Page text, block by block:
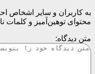
به کاربران و سایر اشخاص
محتوای توهین‌آمیز و
متن دیدگاه: